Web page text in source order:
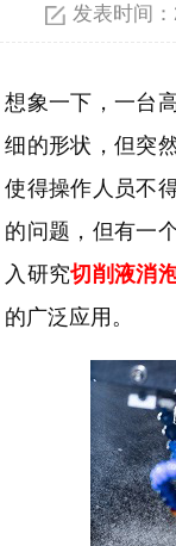
发表时间
想象一下，一台
细的形状，但突
使得操作人员不
的问题，但有一
入研究切削液消
的广泛应用。